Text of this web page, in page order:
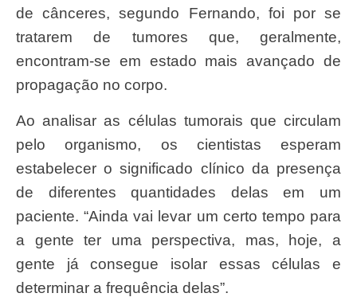
de cânceres, segundo Fernando, foi por se
tratarem de tumores que, geralmente,
encontram-se em estado mais avançado de
propagação no corpo.
Ao analisar as células tumorais que circulam
pelo organismo, os cientistas esperam
estabelecer o significado clínico da presença
de diferentes quantidades delas em um
paciente. “Ainda vai levar um certo tempo para
a gente ter uma perspectiva, mas, hoje, a
gente já consegue isolar essas células e
determinar a frequência delas”.